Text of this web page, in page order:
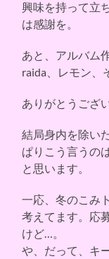
興味を持って立
は感謝を。
あと、アルバム
raida、レモン、
ありがとうござ
結局身内を除い
ぱりこう言うの
と思います。
一応、冬のこみ
考えてます。応
けど…。
や、だって、キ